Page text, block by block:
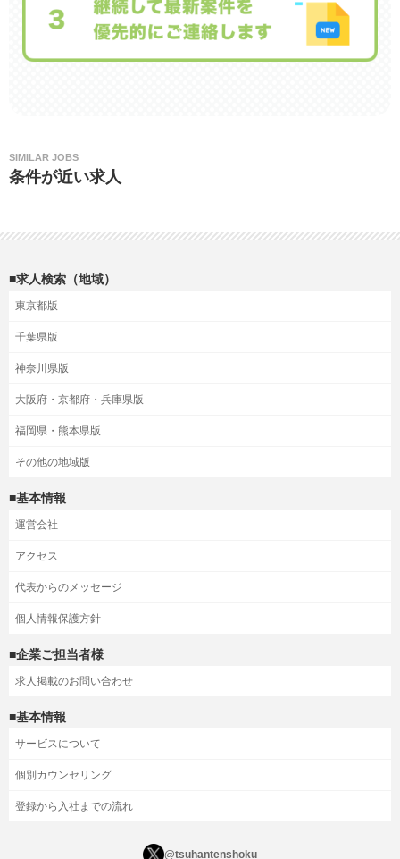
SIMILAR JOBS
条件が近い求人
■求人検索（地域）
東京都版
千葉県版
神奈川県版
大阪府・京都府・兵庫県版
福岡県・熊本県版
その他の地域版
■基本情報
運営会社
アクセス
代表からのメッセージ
個人情報保護方針
■企業ご担当者様
求人掲載のお問い合わせ
■基本情報
サービスについて
個別カウンセリング
登録から入社までの流れ
@tsuhantenshoku